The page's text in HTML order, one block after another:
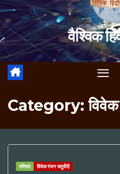
वैश्विक
Category:
परिचय विवेक रंजन चतुर्वेदी